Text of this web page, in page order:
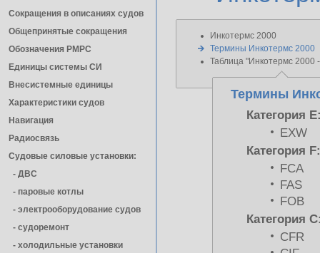
Сокращения в описаниях судов
Общепринятые сокращения
Обозначения РМРС
Единицы cистемы СИ
Внесистемные единицы
Характеристики судов
Навигация
Радиосвязь
Судовые силовые установки:
- ДВС
- паровые котлы
- электрооборудование судов
- cудоремонт
- холодильные установки
Инкотермс 2000
Термины Инкотермс 2000
Таблица "Инкотермс 2000
Термины
Категория
EXW
Категория
FCA
FAS
FOB
Категория
CFR